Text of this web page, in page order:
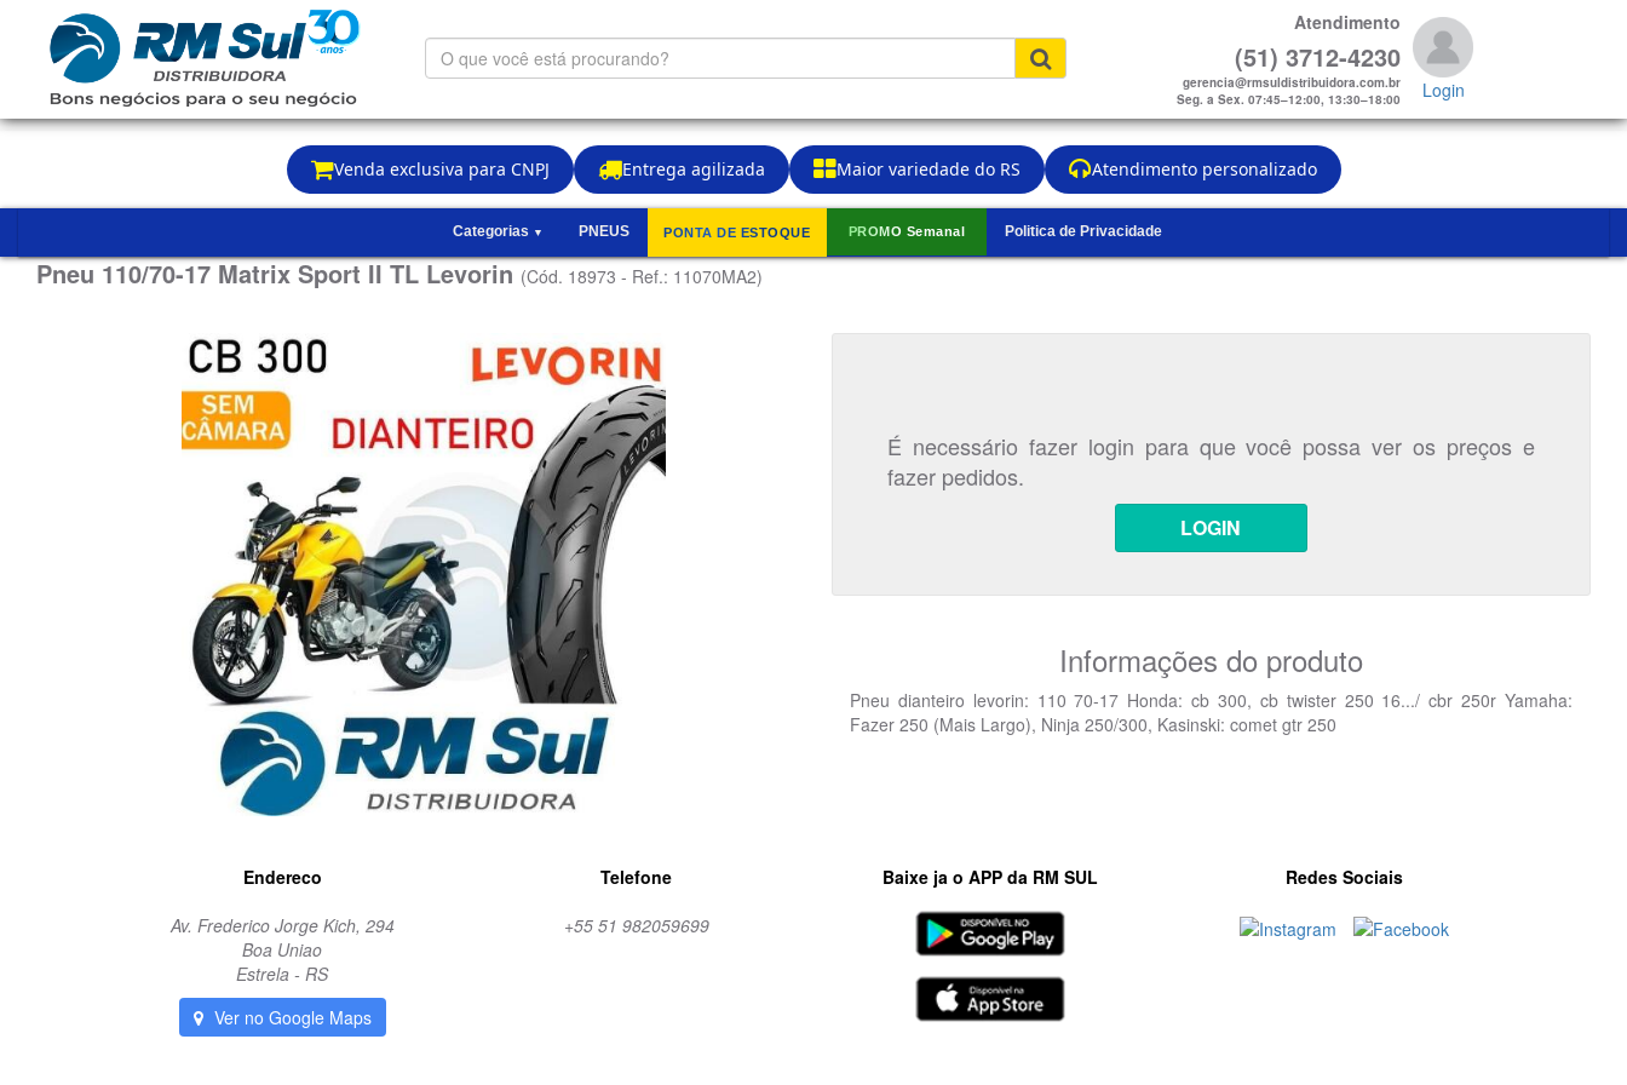
Venda exclusiva para CNPJ Entrega agilizada Maior variedade do RS Atendimento personalizado
O
que
está
procurando?
Atendimento
(51) 3712-4230
gerencia@rmsuldistribuidora.com.br
Seg. a Sex. 07:45–12:00, 13:30–18:00
Login
Categorias ▼ PNEUS PONTA DE ESTOQUE PROMO Semanal Politica de Privacidade
Pneu 110/70-17 Matrix Sport II TL Levorin(Cód. 18973 - Ref.: 11070MA2)
É necessário fazer login para que você possa ver os preços e
fazer pedidos.
LOGIN
Informações do produto
Pneu dianteiro levorin: 110 70-17 Honda: cb 300, cb twister 250 16.../ cbr 250r Yamaha:
Fazer 250 (Mais Largo), Ninja 250/300, Kasinski: comet gtr 250
Endereco
Av. Frederico Jorge Kich, 294
Boa Uniao
Estrela - RS
Ver no Google Maps
Telefone
+55 51 982059699
Baixe ja o APP da RM SUL Redes Sociais